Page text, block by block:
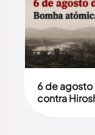
6 de
contra